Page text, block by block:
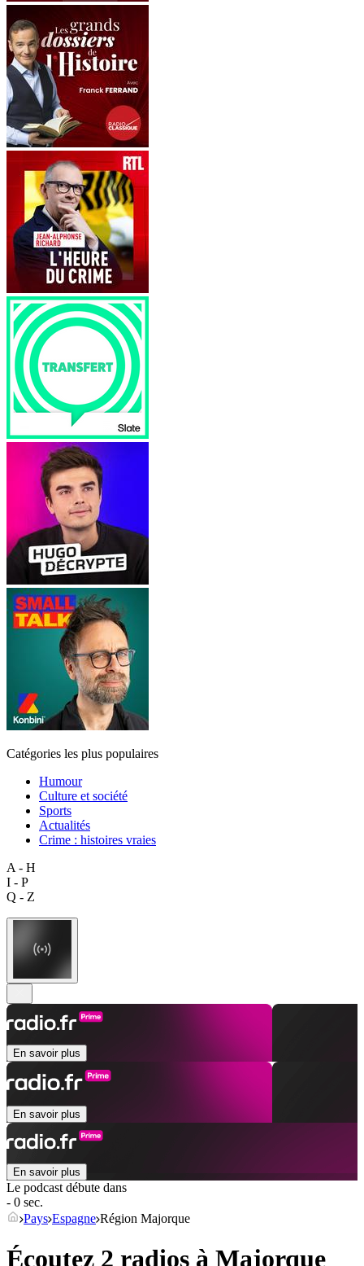
Catégories les plus populaires
Humour
Culture et société
Sports
Actualités
Crime : histoires vraies
A - H
I - P
Q - Z
En savoir plus
En savoir plus
En savoir plus
Le podcast débute dans
- 0 sec.
Pays Espagne Région Majorque
Écoutez 2 radios à Majorque